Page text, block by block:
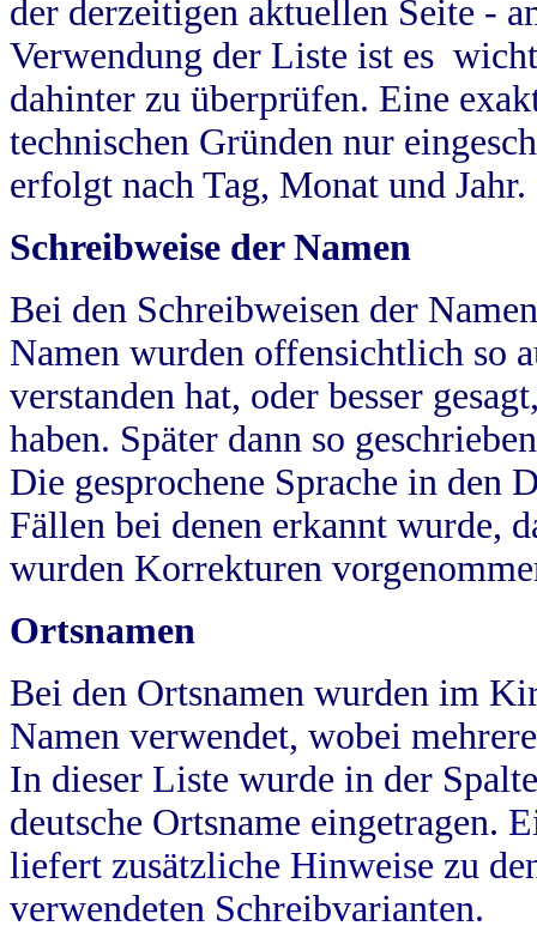
der derzeitigen aktuellen Seite -
Verwendung der Liste ist es
dahinter zu überprüfen. Eine
technischen Gründen nur
erfolgt nach Tag, Monat und Jahr.
Schreibweise der Namen
Bei den Schreibweisen der
Namen wurden offensichtlich so
verstanden hat, oder besser
haben. Später dann so
Die gesprochene Sprache in
Fällen bei denen erkannt wurde,
wurden Korrekturen
Ortsnamen
Bei den Ortsnamen wurden im
Namen verwendet, wobei
In dieser Liste wurde in der
deutsche Ortsname eingetragen.
liefert zusätzliche Hinweise zu
verwendeten Schreibvarianten.